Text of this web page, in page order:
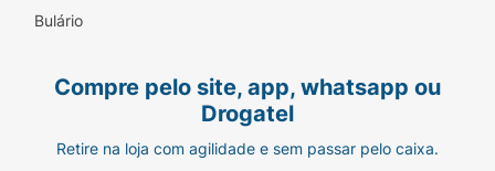
Bulário
Compre pelo site, app, whatsapp ou
Drogatel
Retire na loja com agilidade e sem passar pelo caixa.